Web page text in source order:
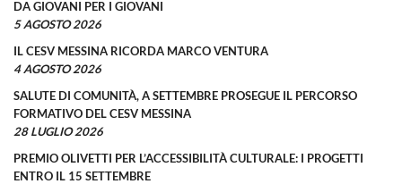
DA GIOVANI PER I GIOVANI
5 AGOSTO 2026
IL CESV MESSINA RICORDA MARCO VENTURA
4 AGOSTO 2026
SALUTE DI COMUNITÀ, A SETTEMBRE PROSEGUE IL PERCORSO
FORMATIVO DEL CESV MESSINA
28 LUGLIO 2026
PREMIO OLIVETTI PER L’ACCESSIBILITÀ CULTURALE: I PROGETTI
ENTRO IL 15 SETTEMBRE